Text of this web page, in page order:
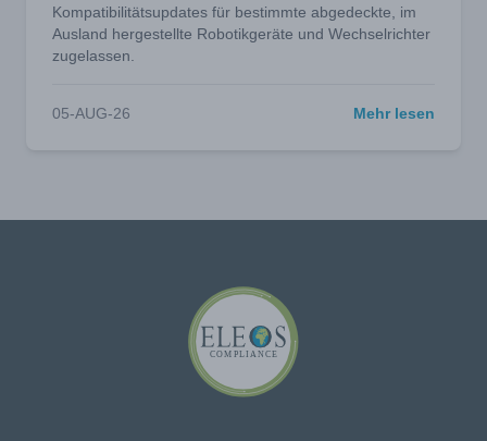
Kompatibilitätsupdates für bestimmte abgedeckte, im
Ausland hergestellte Robotikgeräte und Wechselrichter
zugelassen.
05-AUG-26 Mehr lesen